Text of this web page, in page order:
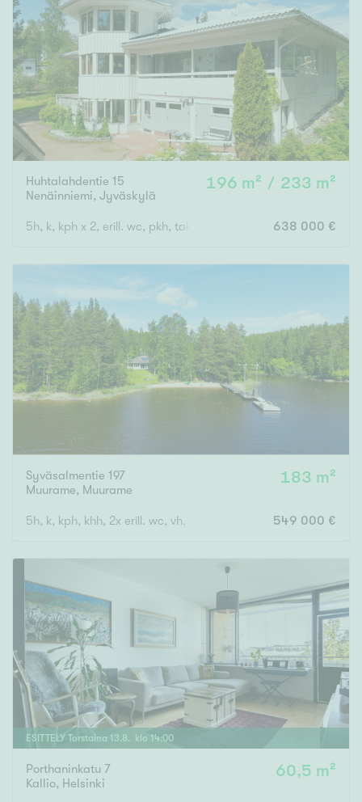
Huhtalahdentie 15
Nenäinniemi, Jyväskylä
196 m² / 233 m²
5h, k, kph x 2, erill. wc, pkh, takkah., aula, autotalli ja -katos,
638 000 €
Syväsalmentie 197
Muurame, Muurame
183 m²
5h, k, kph, khh, 2x erill. wc, vh, lasitettu lämmin terassi
549 000 €
ESITTELY Torstaina 13.8 . klo 14:00
Porthaninkatu 7
Kallio, Helsinki
60,5 m²